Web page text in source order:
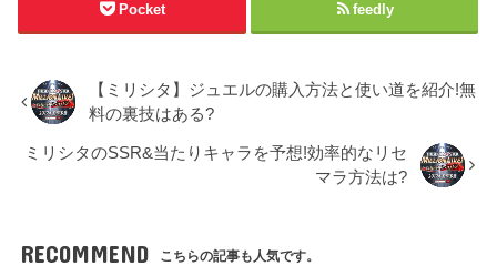
Pocket feedly
【ミリシタ】ジュエルの購入方法と使い道を紹介!無
料の裏技はある?
ミリシタのSSR&当たりキャラを予想!効率的なリセ
マラ方法は?
RECOMMEND こちらの記事も人気です。